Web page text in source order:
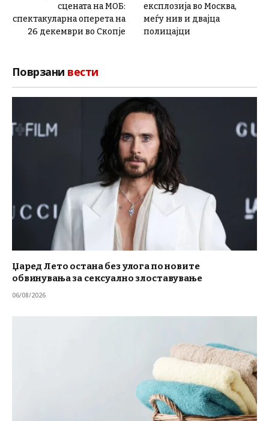
сцената на МОБ:
спектакуларна оперета на
26 декември во Скопје
експлозија во Москва,
меѓу нив и двајца
полицајци
Поврзани вести
Џаред Лето остана без улога по новите
обвинувања за сексуално злоставување
06/08/2026